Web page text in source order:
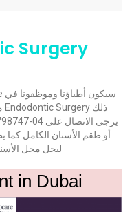
أو طقم الأسنان الكامل كما
ليحل محل